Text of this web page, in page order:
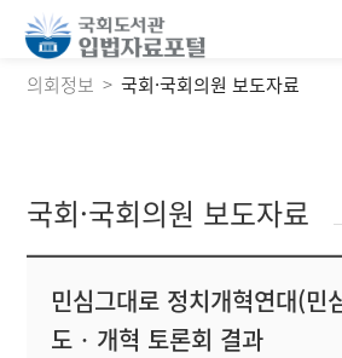
의회정보 국회·국회의원 보도자료
국회·국회의원 보도자료
민심그대로 정치개혁연대(민
도‧개혁 토론회 결과